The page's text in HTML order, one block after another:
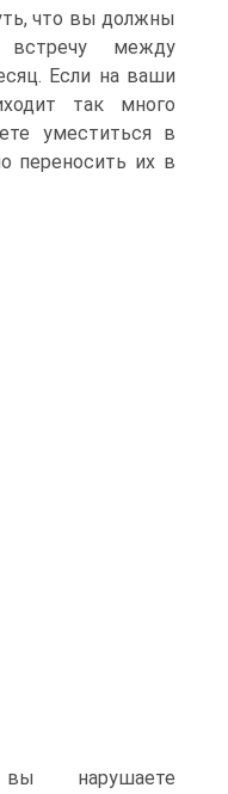
что вы должны
встречу между
Если на ваши
так много
уместиться в
переносить их в
нарушаете